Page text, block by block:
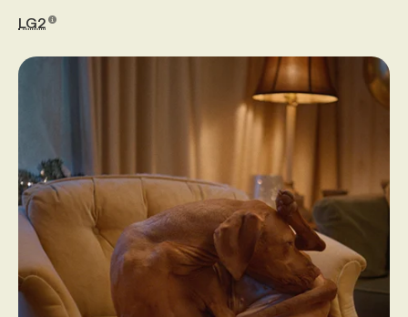
LG2